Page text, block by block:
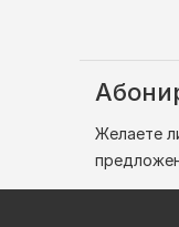
Желаете